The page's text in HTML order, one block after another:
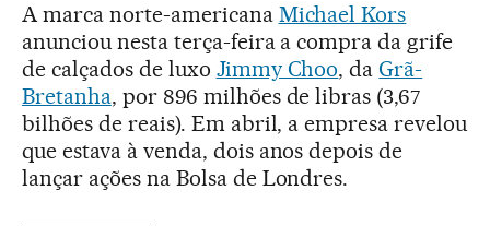
A marca norte-americana Michael Kors
anunciou nesta terça-feira a compra da grife
de calçados de luxo Jimmy Choo, daGrã-
Bretanha, por 896 milhões de libras (3,67
bilhões de reais). Em abril, a empresa revelou
que estava à venda, dois anos depois de
lançar ações na Bolsa de Londres.